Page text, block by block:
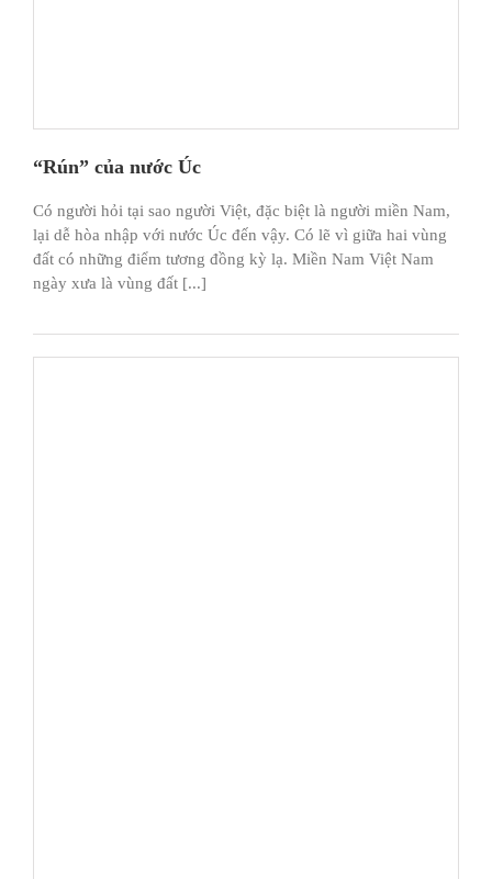
“Rún” của nước Úc
Có người hỏi tại sao người Việt, đặc biệt là người miền Nam,
lại dễ hòa nhập với nước Úc đến vậy. Có lẽ vì giữa hai vùng
đất có những điểm tương đồng kỳ lạ. Miền Nam Việt Nam
ngày xưa là vùng đất [...]